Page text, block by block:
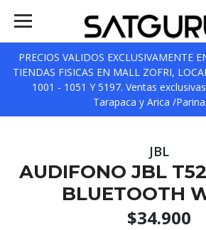
PRECIOS VALIDOS EXCLUSIVAMENTE
TIENDAS FISICAS EN MALL ZOFRI,
1001 - 1051 Y 5197. Ventas
Tarapaca y Arica /
JBL
AUDIFONO JBL
BLUETOOTH
$34.900